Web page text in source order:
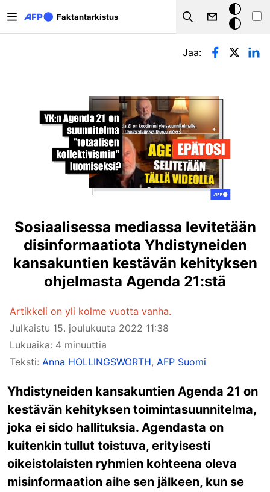
Faktantarkistus
Search
Tumma
tila
Ensisijaiset välilehdet
Jaa:
Sosiaalisessa mediassa levitetään
disinformaatiota Yhdistyneiden
kansakuntien kestävän kehityksen
ohjelmasta Agenda 21:stä
Artikkeli on yli kolme vuotta vanha.
Julkaistu 15. joulukuuta 2022 11:38
Lukuaika: 4 minuuttia
Teksti: Anna HOLLINGSWORTH, AFP Suomi
Yhdistyneiden kansakuntien Agenda 21 on
kestävän kehityksen toimintasuunnitelma,
joka ei sido hallituksia. Agendasta on
kuitenkin tullut toistuva, erityisesti
oikeistolaisten ryhmien kohteena oleva
misinformaation aihe sen jälkeen, kun se